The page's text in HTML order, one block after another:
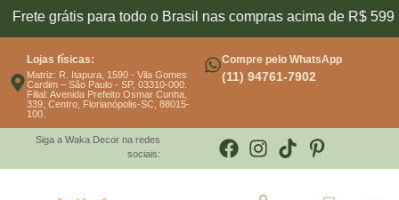
grátis para todo o Brasil nas compras acima de R$
Lojas físicas:
Matriz: R. Itapura, 1590 - Vila Gomes
Cardim – São Paulo - SP, 03310-000.
Filial: Avenida Prefeito Osmar Cunha,
339, Centro, Florianópolis-SC, 88015-
100.
Compre pelo WhatsApp
(11) 94761-7902
Siga a Waka Decor na redes
sociais: